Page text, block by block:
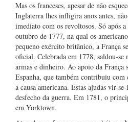
Mas os franceses, apesar de não
Inglaterra lhes infligira anos antes,
imediato com os revoltosos. Só após
outubro de 1777, na qual os
pequeno exército britânico, a França
oficial. Celebrada em 1778, saldou-se
armas e dinheiro. Ao apoio da França
Espanha, que também contribuiu com
a causa americana. Estas ajudas vir-
desfecho da guerra. Em 1781, o
em Yorktown.